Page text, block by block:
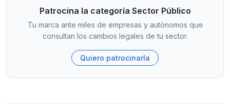
Patrocina la categoría Sector Público
Tu marca ante miles de empresas y autónomos que
consultan los cambios legales de tu sector.
Quiero patrocinarla